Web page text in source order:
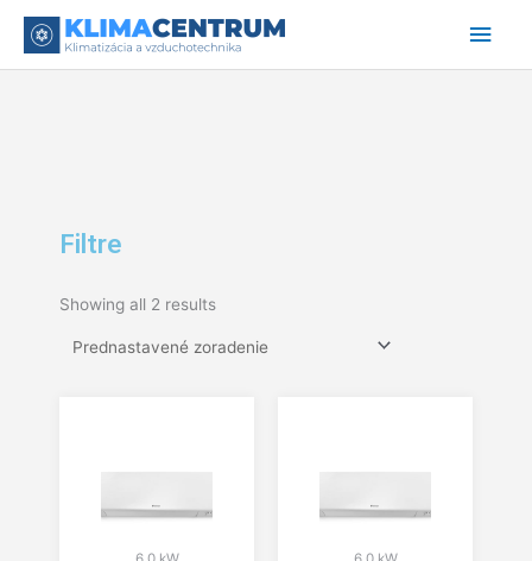
Filtre
Showing all 2 results